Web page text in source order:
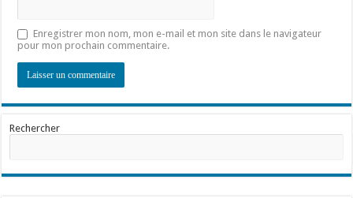
Enregistrer mon nom, mon e-mail et mon site dans le navigateur
pour mon prochain commentaire.
Rechercher